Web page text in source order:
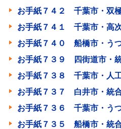
お手紙７４２ 千葉市・双
お手紙７４１ 千葉市・高
お手紙７４０ 船橋市・う
お手紙７３９ 四街道市・
お手紙７３８ 千葉市・人
お手紙７３７ 白井市・統
お手紙７３６ 千葉市・う
お手紙７３５ 船橋市・統